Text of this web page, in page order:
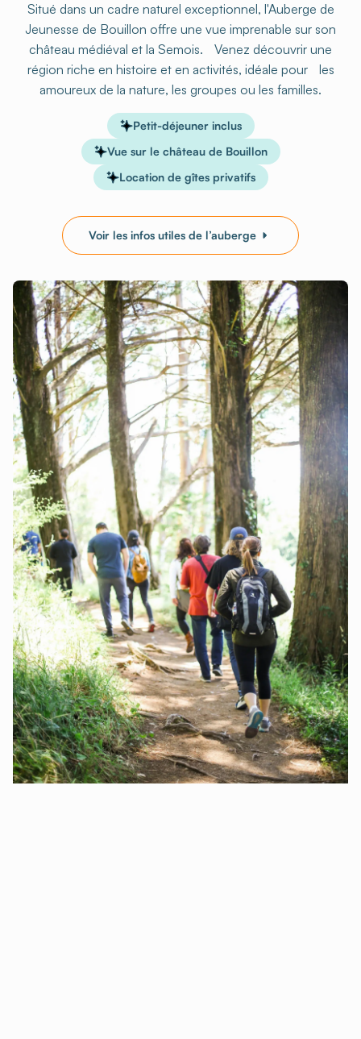
Situé dans un cadre naturel exceptionnel, l'Auberge de
Jeunesse de Bouillon offre une vue imprenable sur son
château médiéval et la Semois. Venez découvrir une
région riche en histoire et en activités, idéale pour les
amoureux de la nature, les groupes ou les familles.
Petit-déjeuner inclus
Vue sur le château de Bouillon
Location de gîtes privatifs
Voir les infos utiles de l’auberge